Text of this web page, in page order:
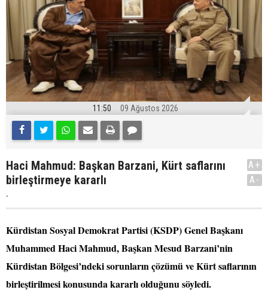
11:50 09 Ağustos 2026
Haci Mahmud: Başkan Barzani, Kürt saflarını
birleştirmeye kararlı
.
A+
A-
Kürdistan Sosyal Demokrat Partisi (KSDP) Genel Başkanı
Muhammed Haci Mahmud, Başkan Mesud Barzani’nin
Kürdistan Bölgesi’ndeki sorunların çözümü ve Kürt saflarının
birleştirilmesi konusunda kararlı olduğunu söyledi.